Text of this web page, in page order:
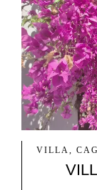
VILLA,